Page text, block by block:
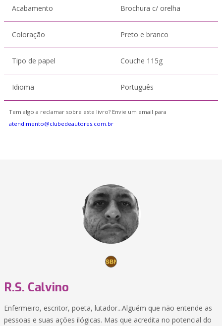
Acabamento Brochura c/ orelha
Coloração Preto e branco
Tipo de papel Couche 115g
Idioma Português
Tem algo a reclamar sobre este livro? Envie um email para
atendimento@clubedeautores.com.br
R.S. Calvino
Enfermeiro, escritor, poeta, lutador...Alguém que não entende as
pessoas e suas ações ilógicas. Mas que acredita no potencial do